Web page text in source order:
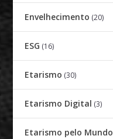
Envelhecimento (20)
ESG (16)
Etarismo (30)
Etarismo Digital (3)
Etarismo pelo Mundo